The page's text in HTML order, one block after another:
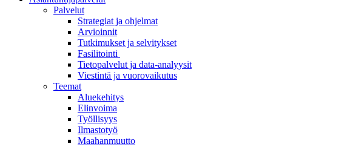
Palvelut
Strategiat ja ohjelmat
Arvioinnit
Tutkimukset ja selvitykset
Fasilitointi
Tietopalvelut ja data-analyysit
Viestintä ja vuorovaikutus
Teemat
Aluekehitys
Elinvoima
Työllisyys
Ilmastotyö
Maahanmuutto